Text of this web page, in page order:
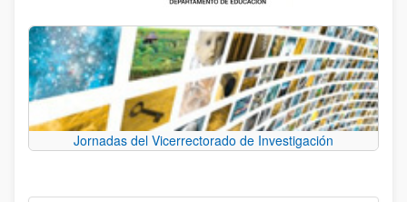
Jornadas del Vicerrectorado de Investigación